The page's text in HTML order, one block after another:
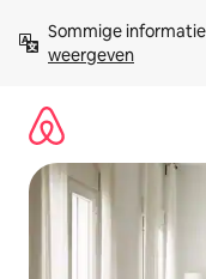
direct
naar
Sommige
weergeven